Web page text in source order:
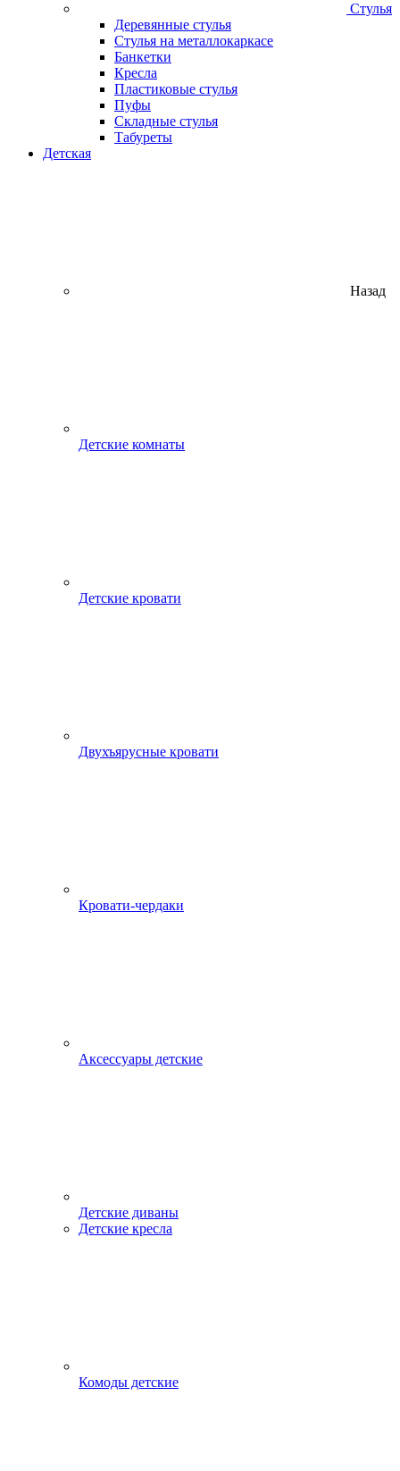
Стулья
Деревянные стулья
Стулья на металлокаркасе
Банкетки
Кресла
Пластиковые стулья
Пуфы
Складные стулья
Табуреты
Детская
Назад
Детские комнаты
Детские кровати
Двухъярусные кровати
Кровати-чердаки
Аксессуары детские
Детские диваны
Детские кресла
Комоды детские